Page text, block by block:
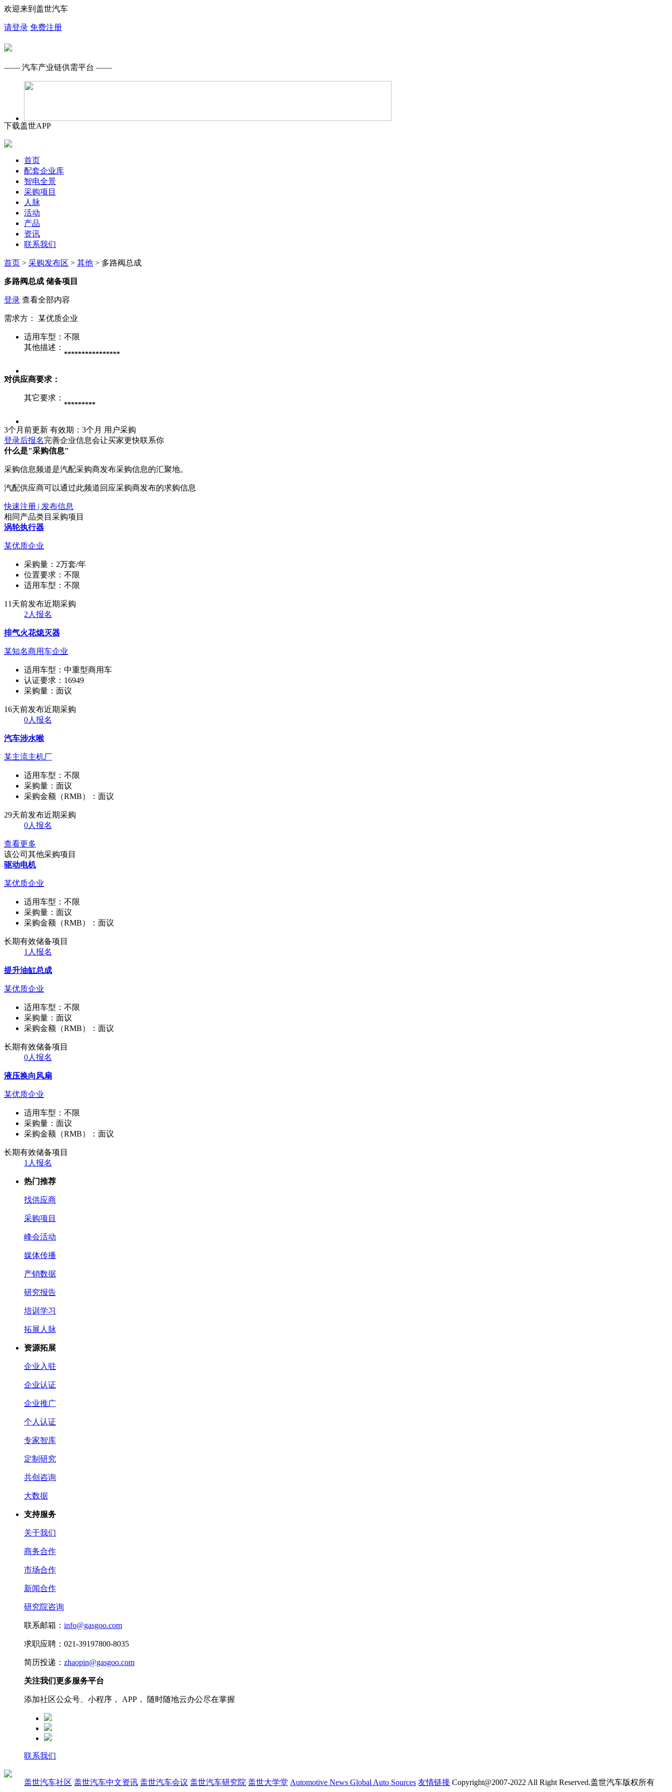
欢迎来到盖世汽车
请登录 免费注册
—— 汽车产业链供需平台 ——
下载盖世APP
首页
配套企业库
智电全景
采购项目
人脉
活动
产品
资讯
联系我们
首页 > 采购发布区 > 其他 > 多路阀总成
多路阀总成 储备项目
登录 查看全部内容
需求方： 某优质企业
适用车型： 不限
其他描述：
****************
对供应商要求：
其它要求：
*********
3个月前更新 有效期：3个月 用户采购
登录后报名完善企业信息会让买家更快联系你
什么是"采购信息"
采购信息频道是汽配采购商发布采购信息的汇聚地。
汽配供应商可以通过此频道回应采购商发布的求购信息
快速注册 | 发布信息
相同产品类目采购项目
涡轮执行器
某优质企业
采购量： 2万套/年
位置要求： 不限
适用车型： 不限
11天前发布近期采购
2人报名
排气火花熄灭器
某知名商用车企业
适用车型： 中重型商用车
认证要求： 16949
采购量： 面议
16天前发布近期采购
0人报名
汽车涉水喉
某主流主机厂
适用车型： 不限
采购量： 面议
采购金额（RMB）： 面议
29天前发布近期采购
0人报名
查看更多
该公司其他采购项目
驱动电机
某优质企业
适用车型： 不限
采购量： 面议
采购金额（RMB）： 面议
长期有效储备项目
1人报名
提升油缸总成
某优质企业
适用车型： 不限
采购量： 面议
采购金额（RMB）： 面议
长期有效储备项目
0人报名
液压换向风扇
某优质企业
适用车型： 不限
采购量： 面议
采购金额（RMB）： 面议
长期有效储备项目
1人报名
热门推荐
找供应商
采购项目
峰会活动
媒体传播
产销数据
研究报告
培训学习
拓展人脉
资源拓展
企业入驻
企业认证
企业推广
个人认证
专家智库
定制研究
共创咨询
大数据
支持服务
关于我们
商务合作
市场合作
新闻合作
研究院咨询
联系邮箱： info@gasgoo.com
求职应聘：021-39197800-8035
简历投递： zhaopin@gasgoo.com
关注我们更多服务平台
添加社区公众号、小程序， APP， 随时随地云办公尽在掌握
联系我们
盖世汽车社区 盖世汽车中文资讯 盖世汽车会议 盖世汽车研究院 盖世大学堂 Automotive News Global Auto Sources 友情链接 Copyright@2007-2022 All Right Reserved.盖世汽车版权所有